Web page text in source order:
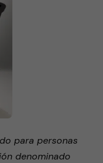
para personas
denominado